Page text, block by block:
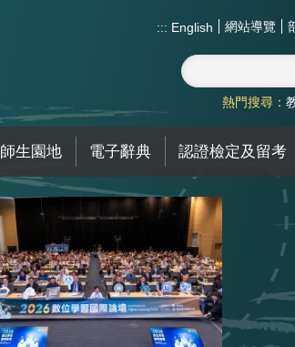
::: English 網站導覽
熱門搜尋：
師生園地 電子辭典 認證檢定及留考